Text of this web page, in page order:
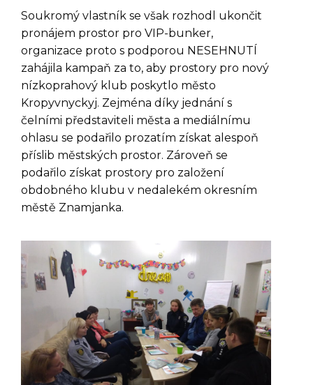
Soukromý vlastník se však rozhodl ukončit
pronájem prostor pro VIP-bunker,
organizace proto s podporou NESEHNUTÍ
zahájila kampaň za to, aby prostory pro nový
nízkoprahový klub poskytlo město
Kropyvnyckyj. Zejména díky jednání s
čelními představiteli města a mediálnímu
ohlasu se podařilo prozatím získat alespoň
příslib městských prostor. Zároveň se
podařilo získat prostory pro založení
obdobného klubu v nedalekém okresním
městě Znamjanka.